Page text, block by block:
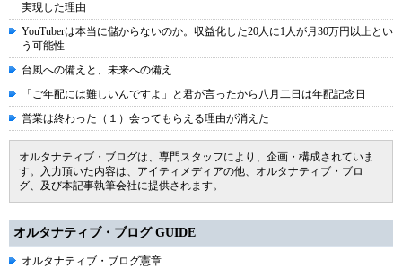
実現した理由
YouTuberは本当に儲からないのか。収益化した20人に1人が月30万円以上とい
う可能性
台風への備えと、未来への備え
「ご年配には難しいんですよ」と君が言ったから八月二日は年配記念日
営業は終わった（１）会ってもらえる理由が消えた
オルタナティブ・ブログは、専門スタッフにより、企画・構成されていま
す。入力頂いた内容は、アイティメディアの他、オルタナティブ・ブロ
グ、及び本記事執筆会社に提供されます。
オルタナティブ・ブログ GUIDE
オルタナティブ・ブログ憲章